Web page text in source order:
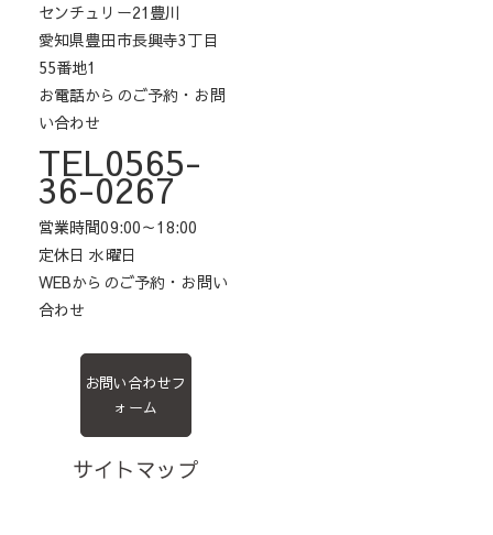
センチュリー21豊川
愛知県豊田市長興寺3丁目
55番地1
お電話からのご予約・お問
い合わせ
TEL0565-
36-0267
営業時間09:00～18:00
定休日 水曜日
WEBからのご予約・お問い
合わせ
お問い合わせフ
ォーム
サイトマップ